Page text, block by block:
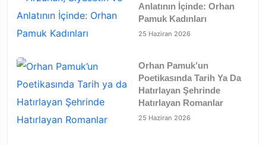
Anlatının İçinde: Orhan
Pamuk Kadınları
25 Haziran 2026
Orhan Pamuk’un
Poetikasında Tarih Ya Da
Hatırlayan Şehrinde
Hatırlayan Romanlar
25 Haziran 2026